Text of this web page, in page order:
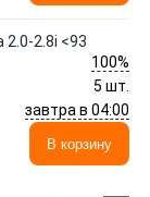
2.0-2.8i <93
100%
5 шт.
завтра в 04:00
В корзину